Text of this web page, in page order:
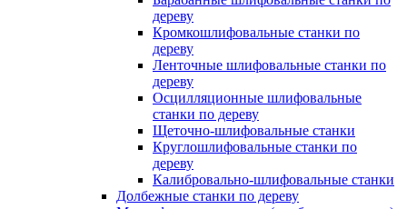
дереву
Кромкошлифовальные станки по
дереву
Ленточные шлифовальные станки по
дереву
Осцилляционные шлифовальные
станки по дереву
Щеточно-шлифовальные станки
Круглошлифовальные станки по
дереву
Калибровально-шлифовальные станки
Долбежные станки по дереву